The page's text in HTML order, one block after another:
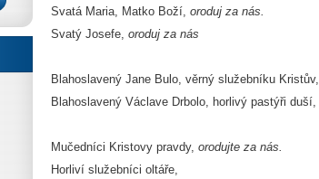
Svatá Maria, Matko Boží, oroduj za nás.
Svatý Josefe, oroduj za nás
Blahoslavený Jane Bulo, věrný služebníku Kristův,
Blahoslavený Václave Drbolo, horlivý pastýři duší,
Mučedníci Kristovy pravdy, orodujte za nás.
Horliví služebníci oltáře,